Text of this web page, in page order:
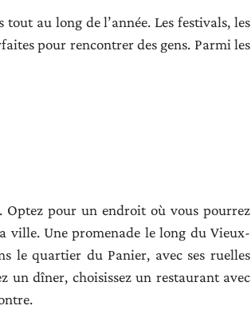
au long de l’année. Les festivals, les
pour rencontrer des gens. Parmi les
pour un endroit où vous pourrez
ville. Une promenade le long du Vieux-
le quartier du Panier, avec ses ruelles
un dîner, choisissez un restaurant avec